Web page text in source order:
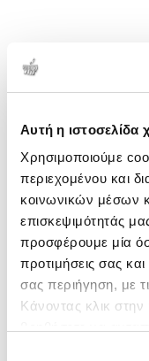
Αυτή η ιστοσελίδα
Χρησιμοποιούμε
περιεχομένου και
κοινωνικών μέσων
επισκεψιμότητάς
προσφέρουμε μία
προτιμήσεις σας
σας περιήγηση, με
Κάνοντας κλικ στην